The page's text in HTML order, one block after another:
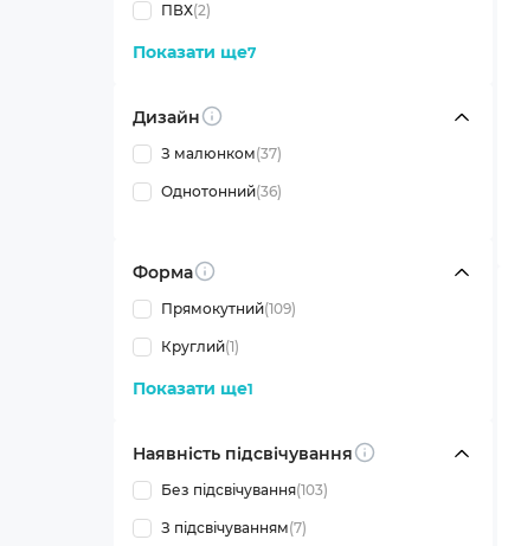
ПВХ(2)
Показати ще7
Дизайн
Info
З малюнком(37)
Однотонний(36)
Форма Info
Прямокутний(109)
Круглий(1)
Показати ще1
Наявність підсвічування
Info
Без підсвічування(103)
З підсвічуванням(7)